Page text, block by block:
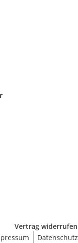
Vertrag widerrufen
Datenschutz